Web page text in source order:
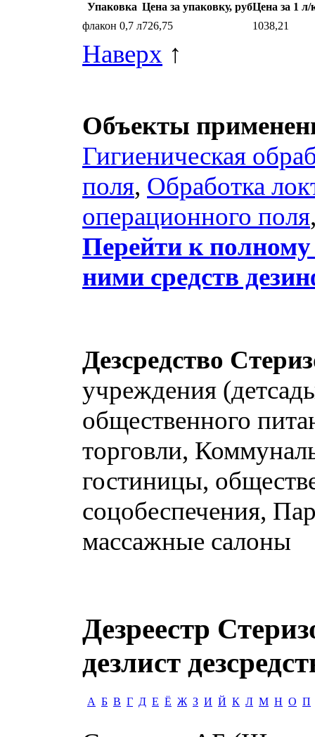
Упаковка Цена за упаковку, рубЦена за 1 л/
флакон 0,7 л726,75 1038,21
Наверх ↑
Объекты
Гигиеническая
поля, Обработка
операционного поля
Перейти к
ними средств
Дезсредство
учреждения
общественного
торговли,
гостиницы,
соцобеспечения,
массажные салоны
Дезреестр
дезлист
А Б В Г Д Е Ё Ж З И Й К Л М Н О П